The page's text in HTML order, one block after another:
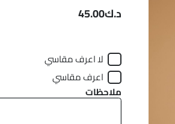
د.ك45.00
لا اعرف مقاسي
اعرف مقاسي
ملاحظات